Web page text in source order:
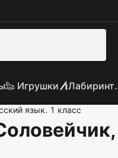
Игрушки
язык. 1 класс